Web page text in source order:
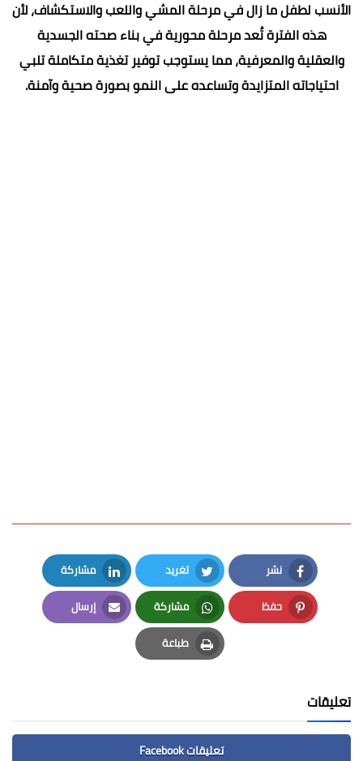
الأنسب لطفل ما زال في مرحلة المشي واللعب والاستكشاف، لأن
هذه الفترة تُعد مرحلة محورية في بناء صحته الجسدية
والعقلية والمعرفية، مما يستوجب توفير تغذية متكاملة تلبي
احتياجاته المتزايدة وتساعده على النمو بصورة صحية وآمنة.
نشر
Facebook
تغريد
Twitter
مشاركة
LinkedIn
حفظ
Pinterest
مشاركة
Whatsapp
إرسال
Email
طباعة
Print
تعليقات
تعليقات Facebook